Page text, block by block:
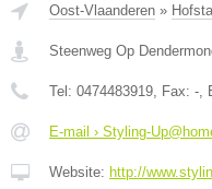
Oost-Vlaanderen »
Steenweg Op
Tel: 0474483919 , Fax: -
E-mail › Styling-
Website: http://